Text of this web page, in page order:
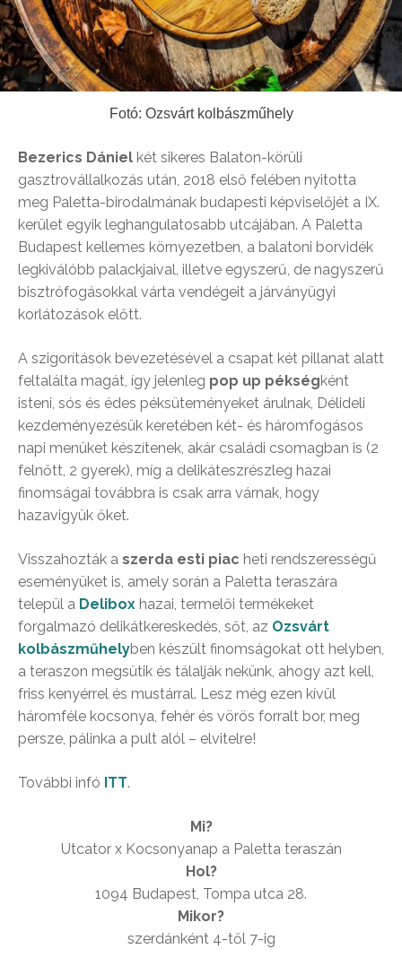
Fotó: Ozsvárt kolbászműhely
Bezerics Dániel két sikeres Balaton-körüli
gasztrovállalkozás után, 2018 első felében nyitotta
meg Paletta-birodalmának budapesti képviselőjét a IX.
kerület egyik leghangulatosabb utcájában. A Paletta
Budapest kellemes környezetben, a balatoni borvidék
legkiválóbb palackjaival, illetve egyszerű, de nagyszerű
bisztrófogásokkal várta vendégeit a járványügyi
korlátozások előtt.
A szigorítások bevezetésével a csapat két pillanat alatt
feltalálta magát, így jelenleg pop up pékségként
isteni, sós és édes péksüteményeket árulnak, Délideli
kezdeményezésük keretében két- és háromfogásos
napi menüket készítenek, akár családi csomagban is (2
felnőtt, 2 gyerek), míg a delikáteszrészleg hazai
finomságai továbbra is csak arra várnak, hogy
hazavigyük őket.
Visszahozták a szerda esti piac heti rendszerességű
eseményüket is, amely során a Paletta teraszára
települ a Delibox hazai, termelői termékeket
forgalmazó delikátkereskedés, sőt, az Ozsvárt
kolbászműhelyben készült finomságokat ott helyben,
a teraszon megsütik és tálalják nekünk, ahogy azt kell,
friss kenyérrel és mustárral. Lesz még ezen kívül
háromféle kocsonya, fehér és vörös forralt bor, meg
persze, pálinka a pult alól – elvitelre!
További infó ITT.
Mi?
Utcator x Kocsonyanap a Paletta teraszán
Hol?
1094 Budapest, Tompa utca 28.
Mikor?
szerdánként 4-től 7-ig